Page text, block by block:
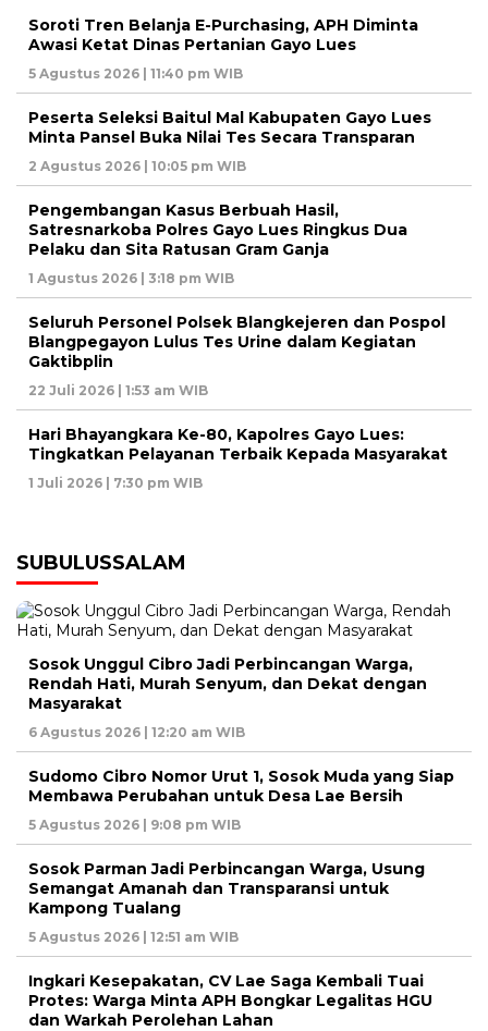
Soroti Tren Belanja E-Purchasing, APH Diminta
Awasi Ketat Dinas Pertanian Gayo Lues
5 Agustus 2026 | 11:40 pm WIB
Peserta Seleksi Baitul Mal Kabupaten Gayo Lues
Minta Pansel Buka Nilai Tes Secara Transparan
2 Agustus 2026 | 10:05 pm WIB
Pengembangan Kasus Berbuah Hasil,
Satresnarkoba Polres Gayo Lues Ringkus Dua
Pelaku dan Sita Ratusan Gram Ganja
1 Agustus 2026 | 3:18 pm WIB
Seluruh Personel Polsek Blangkejeren dan Pospol
Blangpegayon Lulus Tes Urine dalam Kegiatan
Gaktibplin
22 Juli 2026 | 1:53 am WIB
Hari Bhayangkara Ke-80, Kapolres Gayo Lues:
Tingkatkan Pelayanan Terbaik Kepada Masyarakat
1 Juli 2026 | 7:30 pm WIB
SUBULUSSALAM
Sosok Unggul Cibro Jadi Perbincangan Warga,
Rendah Hati, Murah Senyum, dan Dekat dengan
Masyarakat
6 Agustus 2026 | 12:20 am WIB
Sudomo Cibro Nomor Urut 1, Sosok Muda yang Siap
Membawa Perubahan untuk Desa Lae Bersih
5 Agustus 2026 | 9:08 pm WIB
Sosok Parman Jadi Perbincangan Warga, Usung
Semangat Amanah dan Transparansi untuk
Kampong Tualang
5 Agustus 2026 | 12:51 am WIB
Ingkari Kesepakatan, CV Lae Saga Kembali Tuai
Protes: Warga Minta APH Bongkar Legalitas HGU
dan Warkah Perolehan Lahan